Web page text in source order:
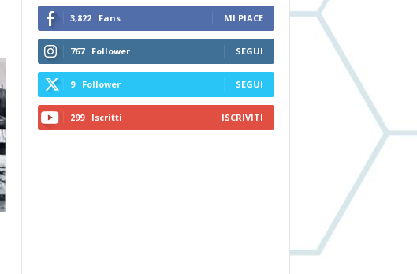
3,822 Fans MI PIACE
767 Follower SEGUI
9 Follower SEGUI
299 Iscritti ISCRIVITI